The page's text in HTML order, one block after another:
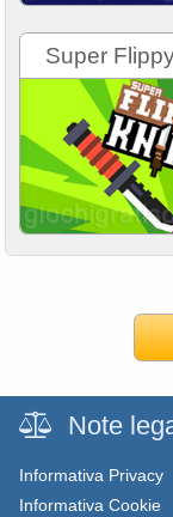
Super
Note
Informativa Privacy
Informativa Cookie